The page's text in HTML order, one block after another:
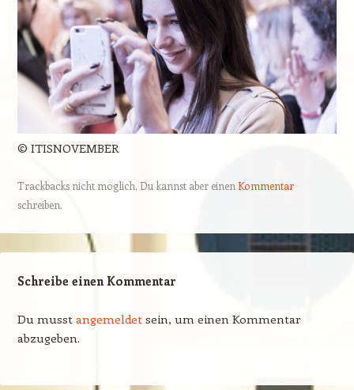
© ITISNOVEMBER
Trackbacks nicht möglich, Du kannst aber einen Kommentar
schreiben.
Schreibe einen Kommentar
Du musst angemeldetsein, um einen Kommentar
abzugeben.